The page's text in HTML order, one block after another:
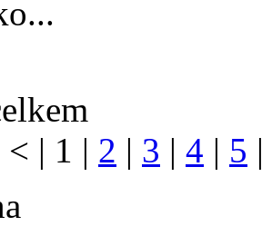
< | 1 | 2 | 3 | 4 | 5